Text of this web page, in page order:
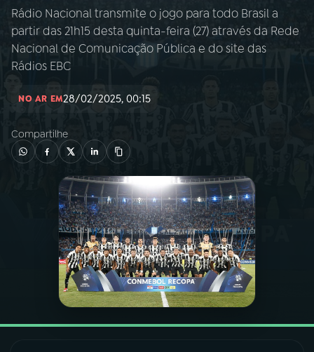
01INÍCIO
PROGRAMAÇÃO
PROGRAMAS
PODCASTS
VIDEOCASTS
Rádio Nacional transmite o jogo para todo Brasil a
partir das 21h15 desta quinta-feira (27) através da Rede
Nacional de Comunicação Pública e do site das
Rádios EBC
NO AR EM28/02/2025, 00:15
Compartilhe